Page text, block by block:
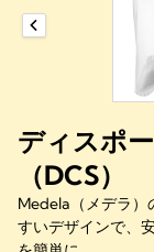
ディスポ
（DCS）
Medela（メデラ）
すいデザインで、